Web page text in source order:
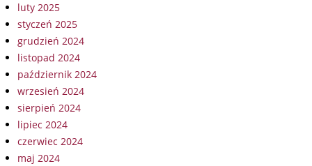
luty 2025
styczeń 2025
grudzień 2024
listopad 2024
październik 2024
wrzesień 2024
sierpień 2024
lipiec 2024
czerwiec 2024
maj 2024